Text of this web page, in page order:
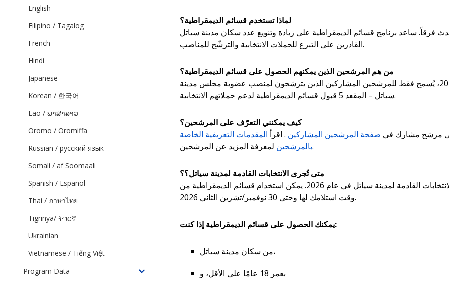
لماذا تستخدم قسائم الديمقراطية؟
فرقاً. ساعد برنامج قسائم الديمقراطية على زيادة وتنويع عدد سكان مدينة سياتل
القادرين على التبرع للحملات الانتخابية والترشّح للمناصب.
من هم المرشحين الذين يمكنهم الحصول على قسائم الديمقراطية؟
في عام 2026، يُسمح فقط للمرشحين المشاركين الذين يترشحون لمنصب عضوية مجلس مدينة
سياتل – المقعد 5 قبول قسائم الديمقراطية لدعم حملاتهم الانتخابية.
كيف يمكنني التعرّف على المرشحين؟
مرشح مشارك في صفحة المرشحين المشاركين . اقرأ المقدمات التعريفية الخاصة
بالمرشحينلمعرفة المزيد عن المرشحين.
متى تُجرى الانتخابات القادمة لمدينة سياتل؟؟
ستُجرى الانتخابات القادمة لمدينة سياتل في عام 2026. يمكن استخدام قسائم الديمقراطية من
وقت استلامك لها وحتى 30 نوفمبر/تشرين الثاني 2026.
يمكنك الحصول على قسائم الديمقراطية إذا كنت:
من سكان مدينة سياتل،
بعمر 18 عامًا على الأقل، و
English
Filipino / Tagalog
French
Hindi
Japanese
Korean / 한국어
Lao / ພາສາລາວ
Oromo / Oromiffa
Russian / русский язык
Somali / af Soomaali
Spanish / Español
Thai / ภาษาไทย
Tigrinya/ ትግርኛ
Ukrainian
Vietnamese / Tiếng Việt
Program Data
Toggle